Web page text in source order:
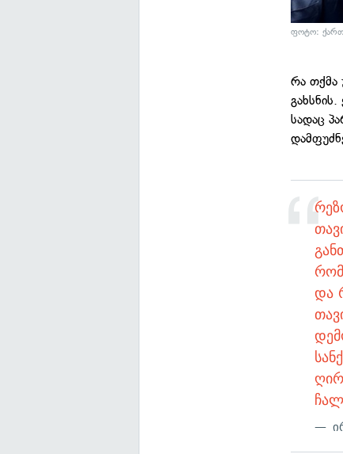
ფოტო:
რა თქმა
სადაც
და